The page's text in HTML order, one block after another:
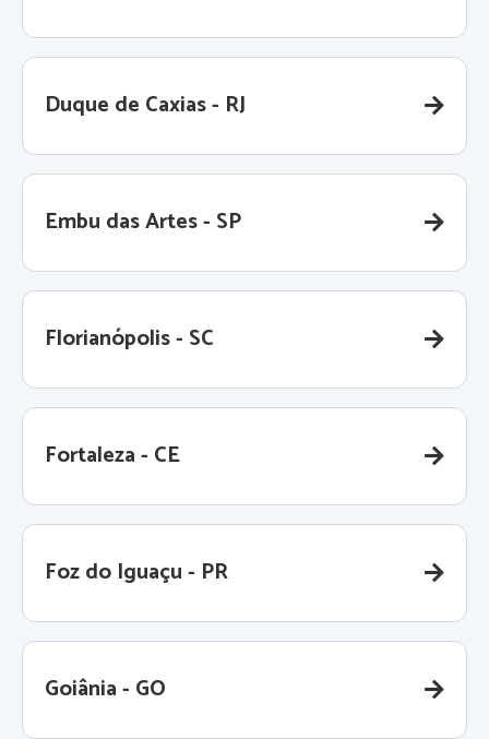
Duque de Caxias - RJ
Embu das Artes - SP
Florianópolis - SC
Fortaleza - CE
Foz do Iguaçu - PR
Goiânia - GO